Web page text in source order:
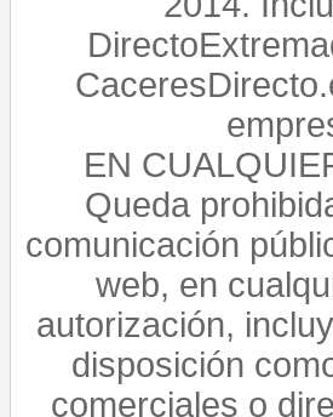
EN
Queda
comunicación
web, en
autorización,
disposición
comerciales o